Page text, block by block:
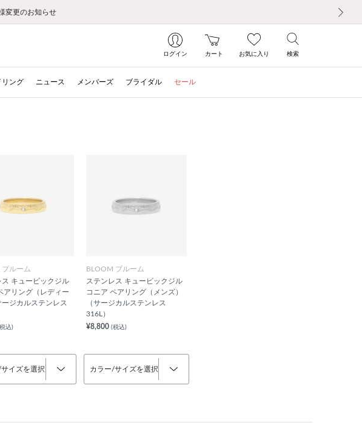
内響について
変更のお知らせ
ご案内
以内に発送
ント！
レゼント
レゼント
内響について
ログイン カート お気に入り 検索
リング ニュース メンバーズ ブライダル セール
ルーム
ス キュービックジル
アリング（レディー
ージカルステンレス
込)
イズを選択
BLOOM ブルーム
ステンレス キュービックジル
コニア ペアリング（メンズ）
（サージカルステンレス
316L）
¥8,800 (税込)
カラー/サイズを選択